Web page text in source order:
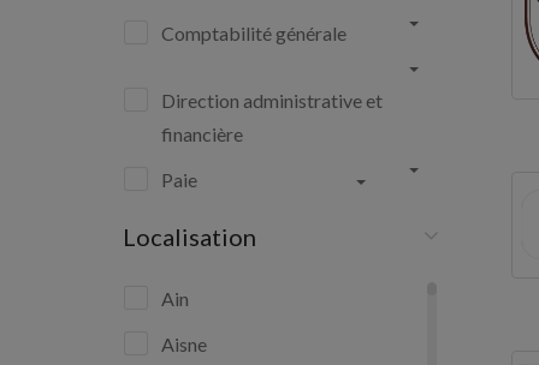
Comptabilité générale
Direction administrative et
financière
Paie
Localisation
Ain
Aisne